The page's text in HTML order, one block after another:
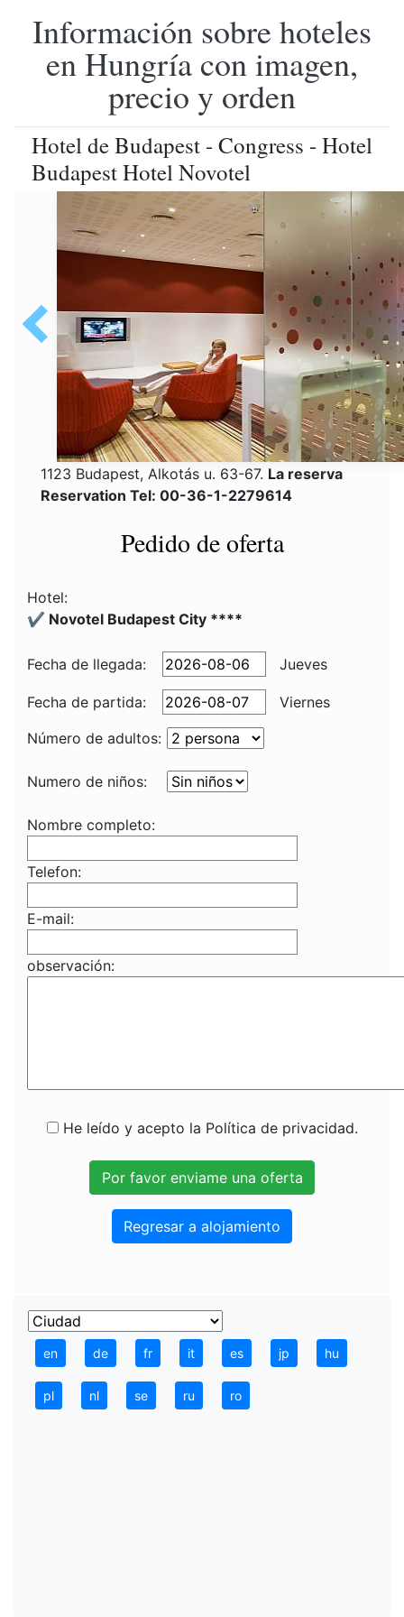
Información sobre hoteles
en Hungría con imagen,
precio y orden
Hotel de Budapest - Congress - Hotel
Budapest Hotel Novotel
1123 Budapest, Alkotás u. 63-67. La reserva
Reservation Tel: 00-36-1-2279614
Pedido de oferta
Hotel:
✔️ Novotel Budapest City ****
Fecha de llegada: Jueves
Fecha de partida:
Viernes
Número de adultos:
Numero de niños:
Nombre completo:
Telefon:
E-mail:
observación:
He leído y acepto la Política de privacidad.
Regresar a alojamiento
en de fr it es jp hu
pl nl se ru ro